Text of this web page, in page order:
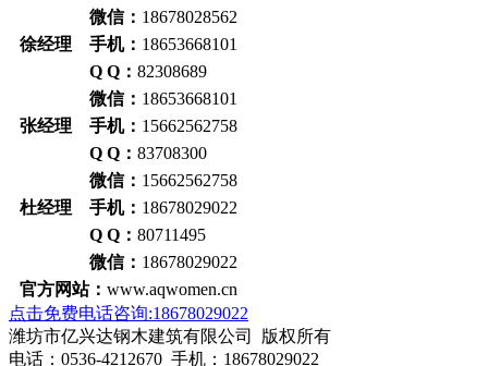
微信： 18678028562
徐经理 手机： 18653668101
Q Q： 82308689
微信： 18653668101
张经理 手机： 15662562758
Q Q： 83708300
微信： 15662562758
杜经理 手机： 18678029022
Q Q： 80711495
微信： 18678029022
官方网站： www.aqwomen.cn
点击免费电话咨询:18678029022
潍坊市亿兴达钢木建筑有限公司 版权所有
电话：0536-4212670 手机：18678029022